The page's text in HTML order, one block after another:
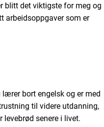
blitt det viktigste for meg og
arbeidsoppgaver som er
bort engelsk og er med
til videre utdanning,
senere i livet.